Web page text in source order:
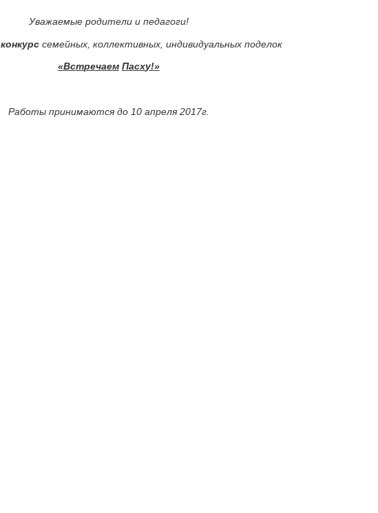
Уважаемые родители и педагоги!
конкурссемейных, коллективных, индивидуальных поделок
«Встречаем Пасху!»
Работы принимаются до 10 апреля 2017г.